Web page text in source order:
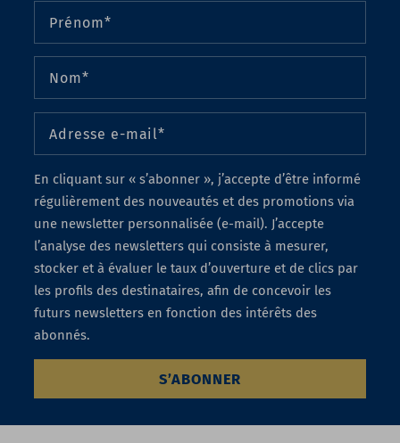
En cliquant sur « s’abonner », j’accepte d’être informé
régulièrement des nouveautés et des promotions via
une newsletter personnalisée (e-mail). J’accepte
l’analyse des newsletters qui consiste à mesurer,
stocker et à évaluer le taux d’ouverture et de clics par
les profils des destinataires, afin de concevoir les
futurs newsletters en fonction des intérêts des
abonnés.
S’ABONNER